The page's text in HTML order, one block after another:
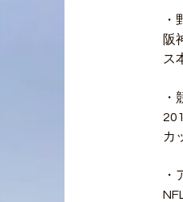
・
阪
ス
・
カ
・